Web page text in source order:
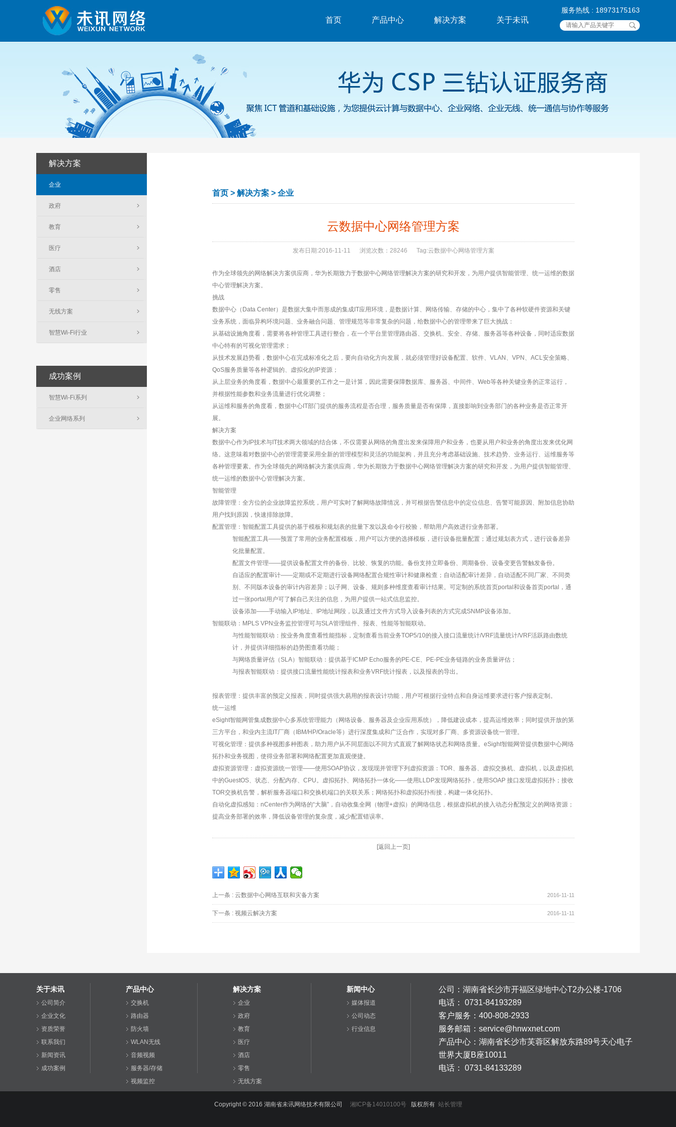
首页 产品中心 解决方案 关于未讯
服务热线 : 18973175163
解决方案
企业
政府
教育
医疗
酒店
零售
无线方案
智慧Wi-Fi行业
成功案例
智慧Wi-Fi系列
企业网络系列
首页 > 解决方案 > 企业
云数据中心网络管理方案
发布日期:2016-11-11 浏览次数： 28246 Tag:云数据中心网络管理方案
作为全球领先的网络解决方案供应商，华为长期致力于数据中心网络管理解决方案的研究和开发，为用户提供智能管理、统一运维的数据
中心管理解决方案。
挑战
数据中心（Data Center）是数据大集中而形成的集成IT应用环境，是数据计算、网络传输、存储的中心，集中了各种软硬件资源和关键
业务系统，面临异构环境问题、业务融合问题、管理规范等非常复杂的问题，给数据中心的管理带来了巨大挑战：
从基础设施角度看，需要将各种管理工具进行整合，在一个平台里管理路由器、交换机、安全、存储、服务器等各种设备，同时适应数据
中心特有的可视化管理需求；
从技术发展趋势看，数据中心在完成标准化之后，要向自动化方向发展，就必须管理好设备配置、软件、VLAN、VPN、ACL安全策略、
QoS服务质量等各种逻辑的、虚拟化的IP资源；
从上层业务的角度看，数据中心最重要的工作之一是计算，因此需要保障数据库、服务器、中间件、Web等各种关键业务的正常运行，
并根据性能参数和业务流量进行优化调整；
从运维和服务的角度看，数据中心IT部门提供的服务流程是否合理，服务质量是否有保障，直接影响到业务部门的各种业务是否正常开
展。
解决方案
数据中心作为IP技术与IT技术两大领域的结合体，不仅需要从网络的角度出发来保障用户和业务，也要从用户和业务的角度出发来优化网
络。这意味着对数据中心的管理需要采用全新的管理模型和灵活的功能架构，并且充分考虑基础设施、技术趋势、业务运行、运维服务等
各种管理要素。作为全球领先的网络解决方案供应商，华为长期致力于数据中心网络管理解决方案的研究和开发，为用户提供智能管理、
统一运维的数据中心管理解决方案。
智能管理
故障管理：全方位的企业故障监控系统，用户可实时了解网络故障情况，并可根据告警信息中的定位信息、告警可能原因、附加信息协助
用户找到原因，快速排除故障。
配置管理：智能配置工具提供的基于模板和规划表的批量下发以及命令行校验，帮助用户高效进行业务部署。
智能配置工具——预置了常用的业务配置模板，用户可以方便的选择模板，进行设备批量配置；通过规划表方式，进行设备差异
化批量配置。
配置文件管理——提供设备配置文件的备份、比较、恢复的功能。备份支持立即备份、周期备份、设备变更告警触发备份。
自适应的配置审计——定期或不定期进行设备网络配置合规性审计和健康检查；自动适配审计差异，自动适配不同厂家、不同类
别、不同版本设备的审计内容差异；以子网、设备、规则多种维度查看审计结果。可定制的系统首页portal和设备首页portal，通
过一张portal用户可了解自己关注的信息，为用户提供一站式信息监控。
设备添加——手动输入IP地址、IP地址网段，以及通过文件方式导入设备列表的方式完成SNMP设备添加。
智能联动：MPLS VPN业务监控管理可与SLA管理组件、报表、性能等智能联动。
与性能智能联动：按业务角度查看性能指标，定制查看当前业务TOP5/10的接入接口流量统计/VRF流量统计/VRF活跃路由数统
计，并提供详细指标的趋势图查看功能；
与网络质量评估（SLA）智能联动：提供基于ICMP Echo服务的PE-CE、PE-PE业务链路的业务质量评估；
与报表智能联动：提供接口流量性能统计报表和业务VRF统计报表，以及报表的导出。
报表管理：提供丰富的预定义报表，同时提供强大易用的报表设计功能，用户可根据行业特点和自身运维要求进行客户报表定制。
统一运维
eSight智能网管集成数据中心多系统管理能力（网络设备、服务器及企业应用系统），降低建设成本，提高运维效率；同时提供开放的第
三方平台，和业内主流IT厂商（IBM/HP/Oracle等）进行深度集成和广泛合作，实现对多厂商、多资源设备统一管理。
可视化管理：提供多种视图多种图表，助力用户从不同层面以不同方式直观了解网络状态和网络质量。eSight智能网管提供数据中心网络
拓扑和业务视图，使得业务部署和网络配置更加直观便捷。
虚拟资源管理：虚拟资源统一管理——使用SOAP协议，发现现并管理下列虚拟资源：TOR、服务器、虚拟交换机、虚拟机，以及虚拟机
中的GuestOS、状态、分配内存、CPU。虚拟拓扑、网络拓扑一体化——使用LLDP发现网络拓扑，使用SOAP 接口发现虚拟拓扑；接收
TOR交换机告警，解析服务器端口和交换机端口的关联关系；网络拓扑和虚拟拓扑衔接，构建一体化拓扑。
自动化虚拟感知：nCenter作为网络的“大脑”，自动收集全网（物理+虚拟）的网络信息，根据虚拟机的接入动态分配预定义的网络资源；
提高业务部署的效率，降低设备管理的复杂度，减少配置错误率。
[返回上一页]
上一条 : 2016-11-11
云数据中心网络互联和灾备方案
下一条 : 2016-11-11
视频云解决方案
关于未讯
公司简介
企业文化
资质荣誉
联系我们
新闻资讯
成功案例
产品中心
交换机
路由器
防火墙
WLAN无线
音频视频
服务器/存储
视频监控
解决方案
企业
政府
教育
医疗
酒店
零售
无线方案
新闻中心
媒体报道
公司动态
行业信息
公司：湖南省长沙市开福区绿地中心T2办公楼-1706
电话： 0731-84193289
客户服务：400-808-2933
服务邮箱：service@hnwxnet.com
产品中心： 湖南省长沙市芙蓉区解放东路89号天心电子
世界大厦B座10011
电话： 0731-84133289
Copyright © 2016 湖南省未讯网络技术有限公司 湘ICP备14010100号版权所有 站长管理